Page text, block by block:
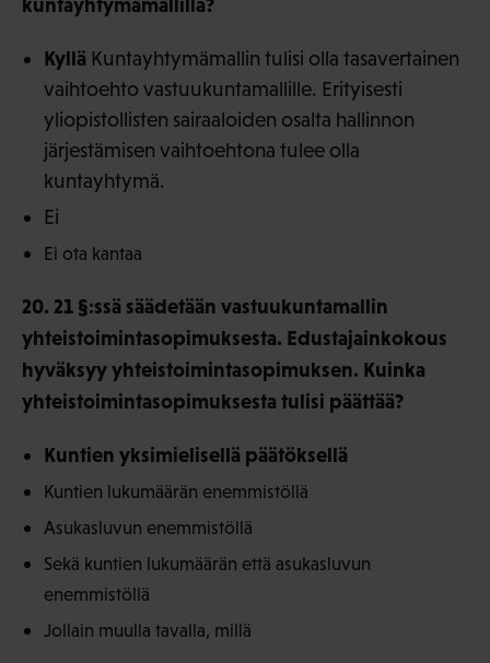
Kyllä Kuntayhtymämallin tulisi olla tasavertainen
vaihtoehto vastuukuntamallille. Erityisesti
yliopistollisten sairaaloiden osalta hallinnon
järjestämisen vaihtoehtona tulee olla
kuntayhtymä.
Ei
Ei ota kantaa
20. 21 §:ssä säädetään vastuukuntamallin
yhteistoimintasopimuksesta. Edustajainkokous
hyväksyy yhteistoimintasopimuksen. Kuinka
yhteistoimintasopimuksesta tulisi päättää?
Kuntien yksimielisellä päätöksellä
Kuntien lukumäärän enemmistöllä
Asukasluvun enemmistöllä
Sekä kuntien lukumäärän että asukasluvun
enemmistöllä
Jollain muulla tavalla, millä